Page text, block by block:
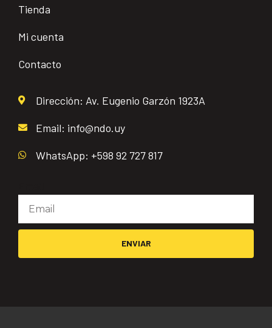
Tienda
Mi cuenta
Contacto
Dirección: Av. Eugenio Garzón 1923A
Email: info@ndo.uy
WhatsApp: +598 92 727 817
ENVIAR